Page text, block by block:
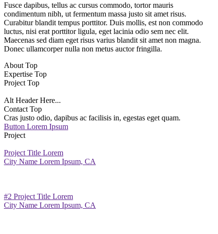
Fusce dapibus, tellus ac cursus commodo, tortor mauris
condimentum nibh, ut fermentum massa justo sit amet risus.
Curabitur blandit tempus porttitor. Duis mollis, est non commodo
luctus, nisi erat porttitor ligula, eget lacinia odio sem nec elit.
Maecenas sed diam eget risus varius blandit sit amet non magna.
Donec ullamcorper nulla non metus auctor fringilla.
About Top
Expertise Top
Project Top
Alt Header Here...
Contact Top
Cras justo odio, dapibus ac facilisis in, egestas eget quam.
Button Lorem Ipsum
Project
Project Title Lorem
City Name Lorem Ipsum, CA
#2 Project Title Lorem
City Name Lorem Ipsum, CA